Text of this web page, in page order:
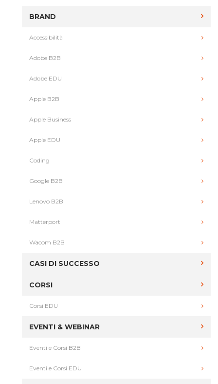
BRAND
Accessibilità
Adobe B2B
Adobe EDU
Apple B2B
Apple Business
Apple EDU
Coding
Google B2B
Lenovo B2B
Matterport
Wacom B2B
CASI DI SUCCESSO
CORSI
Corsi EDU
EVENTI & WEBINAR
Eventi e Corsi B2B
Eventi e Corsi EDU